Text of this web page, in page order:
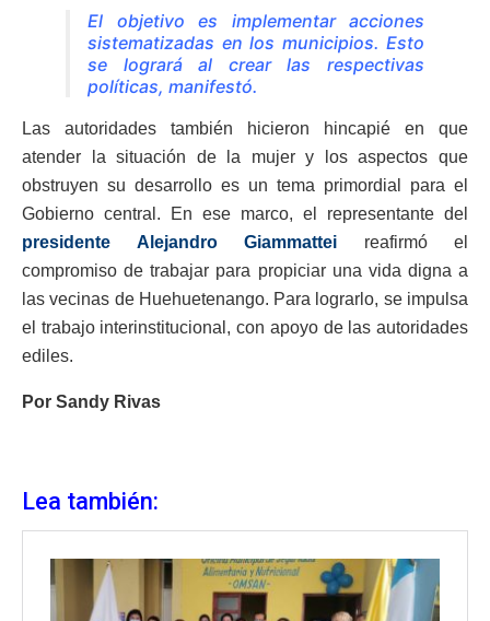
El objetivo es implementar acciones
sistematizadas en los municipios. Esto
se logrará al crear las respectivas
políticas, manifestó.
Las autoridades también hicieron hincapié en que
atender la situación de la mujer y los aspectos que
obstruyen su desarrollo es un tema primordial para el
Gobierno central. En ese marco, el representante del
presidente Alejandro Giammattei reafirmó el
compromiso de trabajar para propiciar una vida digna a
las vecinas de Huehuetenango. Para lograrlo, se impulsa
el trabajo interinstitucional, con apoyo de las autoridades
ediles.
Por Sandy Rivas
Lea también: